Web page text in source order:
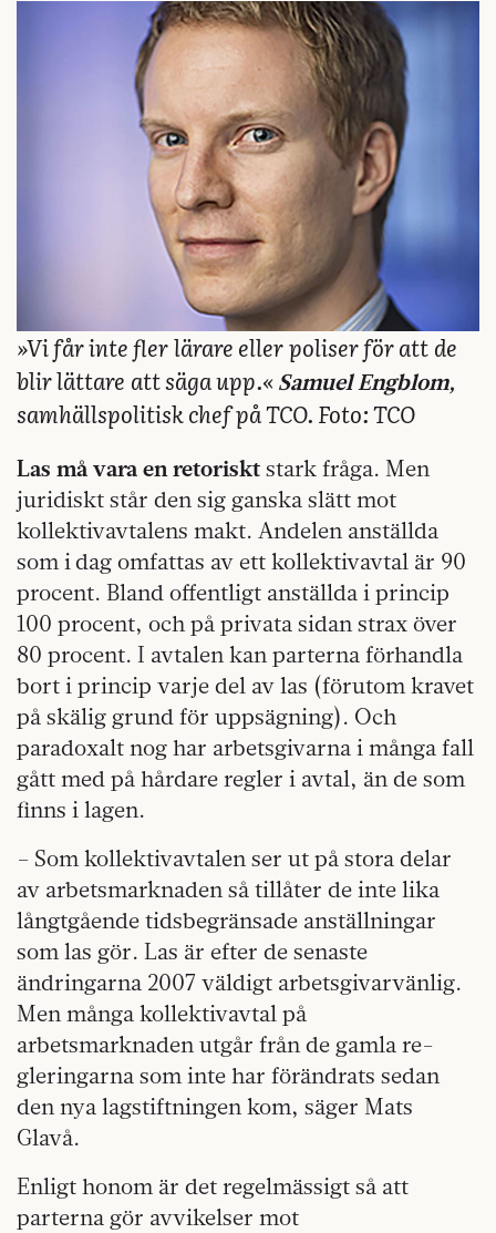
»Vi får inte flerlärare ellerpoliser för att de
blir lättare att säga upp.« Samuel Engblom,
samhällspolitisk chef på TCO. Foto: TCO
Las må vara en retoriskt stark fråga. Men
juridiskt står den sig ganska slätt mot
kollektivavtalens makt. Andelen anställda
som i dag omfattas av ett kollektivavtal är 90
procent. Bland offentligt anställda i princip
100 procent, och på privata sidan strax över
80 procent. I avtalen kan parterna förhandla
bort i princip varje del av las (förutom kravet
på skälig grund för uppsägning). Och
paradoxalt nog har arbetsgivarna i många fall
gått med på hårdare regler i avtal, än de som
finns i lagen.
– Som kollektivavtalen ser ut på stora delar
av arbetsmarknaden så tillåter de inte lika
långtgående tidsbegränsade anställningar
som las gör. Las är efter de senaste
ändringarna 2007 väldigt arbetsgivarvänlig.
Men många kollektivavtal på
arbetsmarknaden utgår från de gamla re­
gleringarna som inte har förändrats sedan
den nya lagstiftningen kom, säger Mats
Glavå.
Enligt honom är det regelmässigt så att
parterna gör avvikelser mot